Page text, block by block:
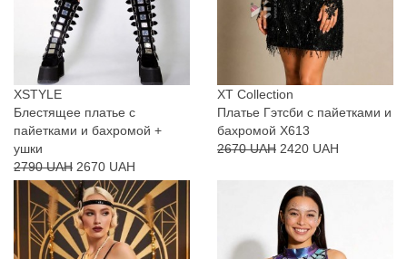
XSTYLE
Блестящее платье с
пайетками и бахромой +
ушки
2790 UAH 2670 UAH
XT Collection
Платье Гэтсби с пайетками и
бахромой X613
2670 UAH 2420 UAH